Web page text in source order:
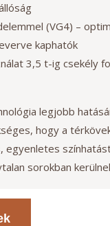
(VG4) –
kaphatók
3,5 t-ig csekély
legjobb
hogy a
sorokban